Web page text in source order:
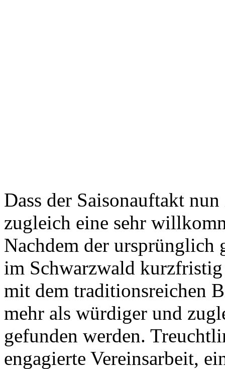
Dass der Saisonauftakt
zugleich eine sehr
Nachdem der
im Schwarzwald kurzfristig
mit dem traditionsreichen
mehr als würdiger und
gefunden werden.
engagierte Vereinsarbeit,